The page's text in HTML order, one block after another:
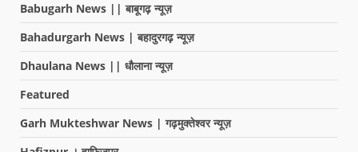
Babugarh News || बाबूगढ़ न्यूज़
Bahadurgarh News | बहादुरगढ़ न्यूज़
Dhaulana News || धौलाना न्यूज़
Featured
Garh Mukteshwar News | गढ़मुक्तेश्वर न्यूज़